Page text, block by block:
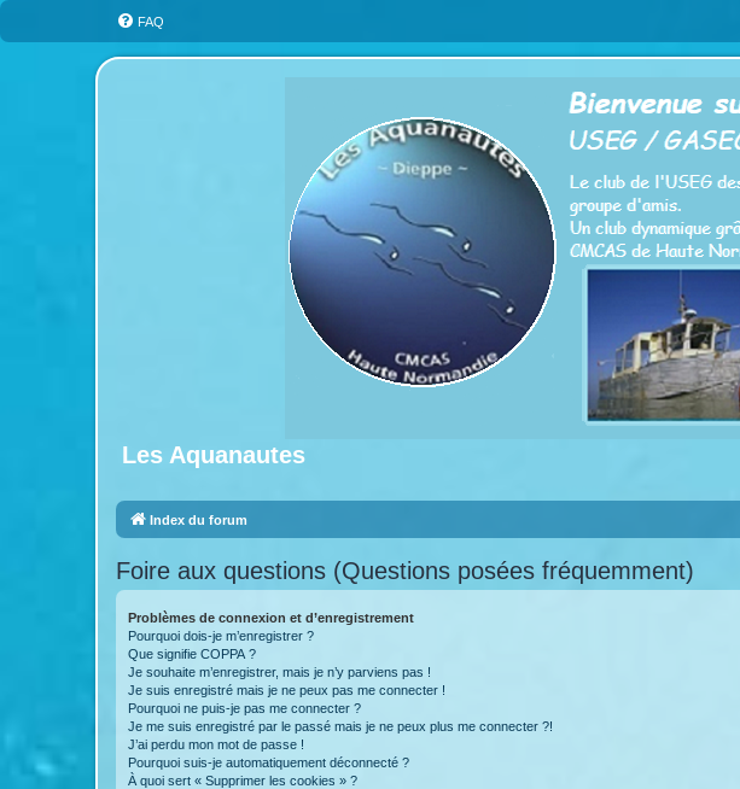
FAQ
Les Aquanautes
Index du forum
Foire aux questions (Questions posées fréquemment)
Problèmes de connexion et d’enregistrement
Pourquoi dois-je m’enregistrer ?
Que signifie COPPA ?
Je souhaite m’enregistrer, mais je n’y parviens pas !
Je suis enregistré mais je ne peux pas me connecter !
Pourquoi ne puis-je pas me connecter ?
Je me suis enregistré par le passé mais je ne peux plus me connecter ?!
J’ai perdu mon mot de passe !
Pourquoi suis-je automatiquement déconnecté ?
À quoi sert « Supprimer les cookies » ?